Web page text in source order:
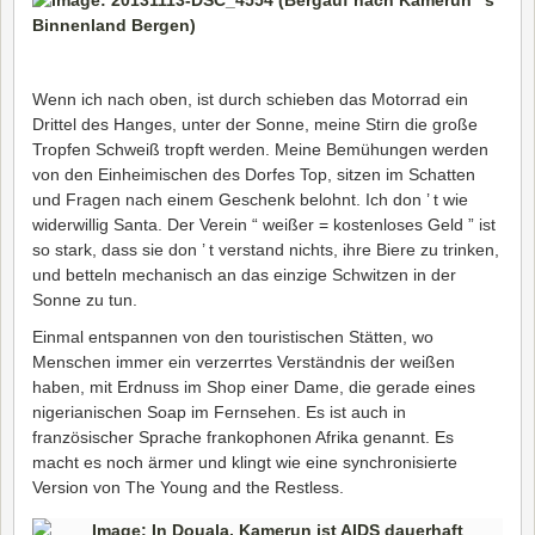
Wenn ich nach oben, ist durch schieben das Motorrad ein
Drittel des Hanges, unter der Sonne, meine Stirn die große
Tropfen Schweiß tropft werden. Meine Bemühungen werden
von den Einheimischen des Dorfes Top, sitzen im Schatten
und Fragen nach einem Geschenk belohnt. Ich don ’ t wie
widerwillig Santa. Der Verein “ weißer = kostenloses Geld ” ist
so stark, dass sie don ’ t verstand nichts, ihre Biere zu trinken,
und betteln mechanisch an das einzige Schwitzen in der
Sonne zu tun.
Einmal entspannen von den touristischen Stätten, wo
Menschen immer ein verzerrtes Verständnis der weißen
haben, mit Erdnuss im Shop einer Dame, die gerade eines
nigerianischen Soap im Fernsehen. Es ist auch in
französischer Sprache frankophonen Afrika genannt. Es
macht es noch ärmer und klingt wie eine synchronisierte
Version von The Young and the Restless.